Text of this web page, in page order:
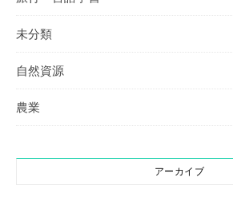
未分類
自然資源
農業
アーカイブ